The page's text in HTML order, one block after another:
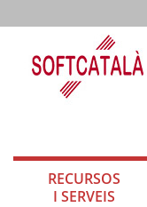
RECURSOS
I SERVEIS